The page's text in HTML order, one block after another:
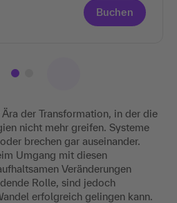
der Transformation, in der die
nicht mehr greifen. Systeme
brechen gar auseinander.
Umgang mit diesen
Veränderungen
Rolle, sind jedoch
erfolgreich gelingen kann.
Buchen